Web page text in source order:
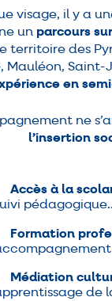
visage, il y a
un parcours
territoire des
Mauléon,
en
ne
l’insertion
Accès à la
Formation
Médiation
de